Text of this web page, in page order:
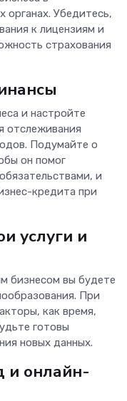
органах. Убедитесь,
к лицензиям и
страхования
и настройте
отслеживания
Подумайте о
он помог
и
кредита при
услуги и
бизнесом вы будете
При
как время,
готовы
новых данных.
и онлайн-